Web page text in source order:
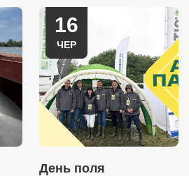
16
ЧЕР
День поля